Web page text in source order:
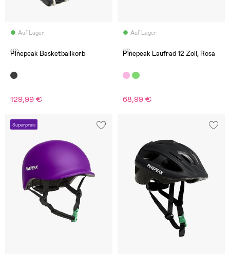
Auf Lager
(0)
Pinepeak Basketballkorb
129,99 €
Auf Lager
(2)
Pinepeak Laufrad 12 Zoll, Rosa
68,99 €
Superpreis